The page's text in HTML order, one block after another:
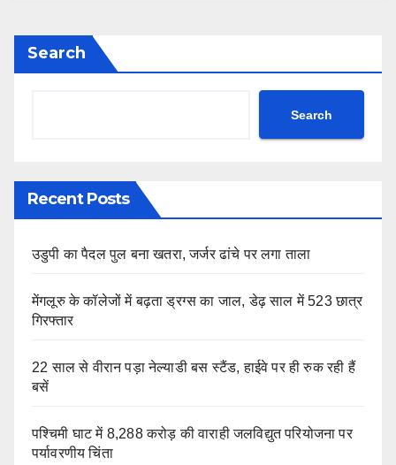
Search
Search
Recent Posts
उडुपी का पैदल पुल बना खतरा, जर्जर ढांचे पर लगा ताला
मेंगलूरु के कॉलेजों में बढ़ता ड्रग्स का जाल, डेढ़ साल में 523 छात्र
गिरफ्तार
22 साल से वीरान पड़ा नेल्याडी बस स्टैंड, हाईवे पर ही रुक रही हैं
बसें
पश्चिमी घाट में 8,288 करोड़ की वाराही जलविद्युत परियोजना पर
पर्यावरणीय चिंता